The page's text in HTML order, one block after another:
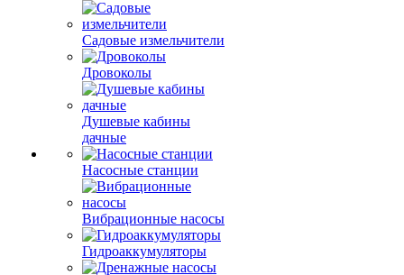
Садовые измельчители
Дровоколы
Душевые кабины
дачные
Насосные станции
Вибрационные насосы
Гидроаккумуляторы